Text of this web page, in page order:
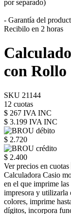
por separado)
- Garantía del
Recibilo en 2 horas
con Rollo
SKU 21144
12 cuotas
$ 267 IVA INC
$ 3.199 IVA INC
$ 2.720
$ 2.400
Ver precios en cuotas
Calculadora Casio
en el que imprime
impresora y utilizarla
colores, imprime
dígitos, incorpora